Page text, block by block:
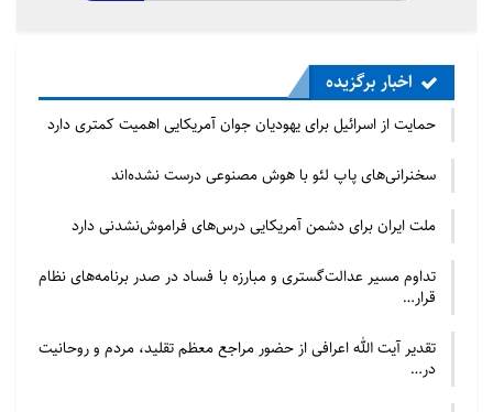
جامعه شناختی و فلسفی کلامی آنها
غافلیم. بازبینی روش تحلیلی جنبش‌ها
هستیم که حامل اندیشه هایی هستند.
در جمهوری اسلامی هم لایه سیاست و
اقتصاد را بر لایه فرهنگ اولویت می‌دهیم
ما در اوضاع کنونی در جمهوری اسلامی هم
لایه سیاست، امنیت و اقتصاد را در
اخبار برگزیده
حمایت از اسرائیل برای یهودیان جوان آمریکایی اهمیت کمتری دارد
سخنرانی‌های پاپ لئو با هوش مصنوعی درست نشده‌اند
ملت ایران برای دشمن آمریکایی درس‌های فراموش‌نشدنی دارد
تداوم مسیر عدالت‌گستری و مبارزه با فساد در صدر برنامه‌های نظام
قرار…
تقدیر آیت الله اعرافی از حضور مراجع معظم تقلید، مردم و روحانیت
در…